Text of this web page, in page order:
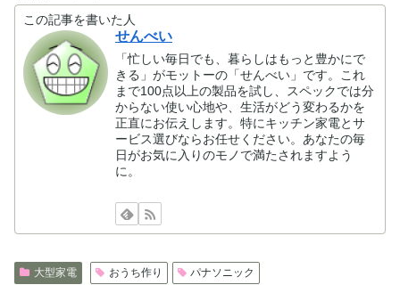
この記事を書いた人
せんべい
「忙しい毎日でも、暮らしはもっと豊かにで
きる」がモットーの「せんべい」です。これ
まで100点以上の製品を試し、スペックでは分
からない使い心地や、生活がどう変わるかを
正直にお伝えします。特にキッチン家電とサ
ービス選びならお任せください。あなたの毎
日がお気に入りのモノで満たされますよう
に。
大型家電 おうち作り パナソニック